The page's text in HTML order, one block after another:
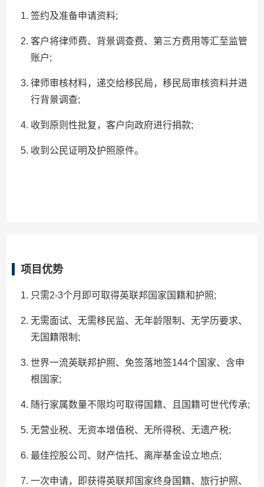
签约及准备申请资料;
客户将律师费、背景调查费、第三方费用等汇至监管
账户;
律师审核材料，递交给移民局，移民局审核资料并进
行背景调查;
收到原则性批复，客户向政府进行捐款;
收到公民证明及护照原件。
项目优势
只需2-3个月即可取得英联邦国家国籍和护照;
无需面试、无需移民监、无年龄限制、无学历要求、
无国籍限制;
世界一流英联邦护照、免签落地签144个国家、含申
根国家;
随行家属数量不限均可取得国籍、且国籍可世代传承;
无营业税、无资本增值税、无所得税、无遗产税;
最佳控股公司、财产信托、离岸基金设立地点;
一次申请，即获得英联邦国家终身国籍、旅行护照、